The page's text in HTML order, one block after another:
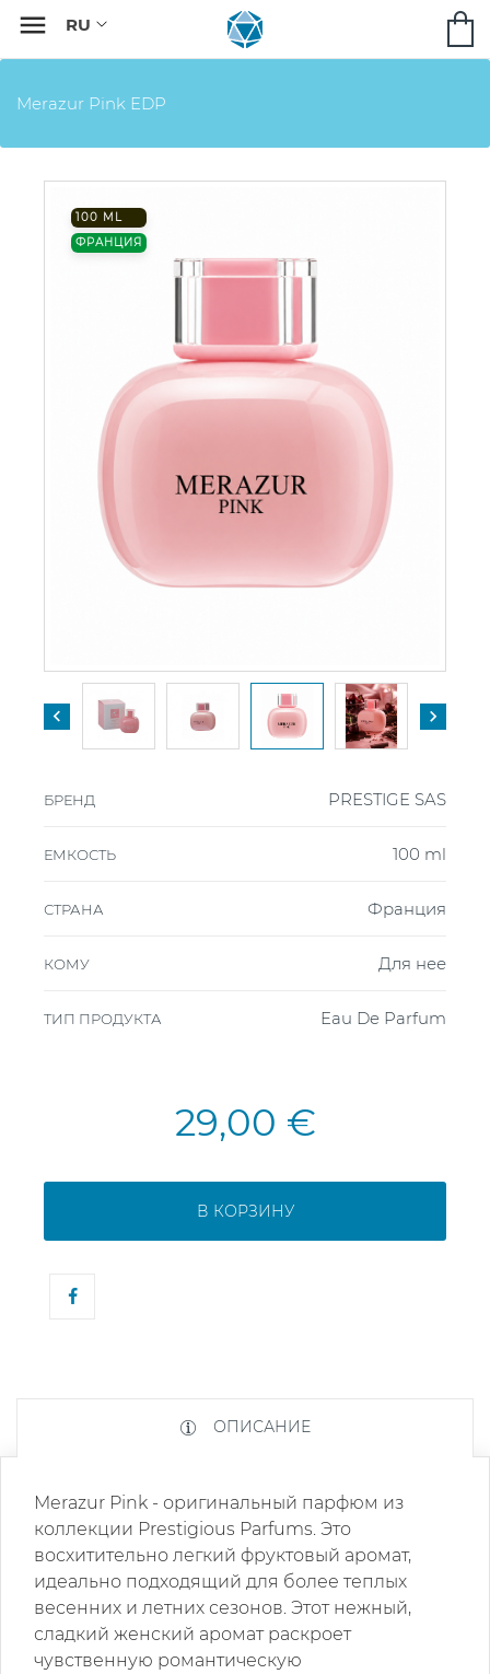

Merazur Pink EDP
100 ML
ФРАНЦИЯ
 
БРЕНД PRESTIGE SAS
ЕМКОСТЬ 100 ml
СТРАНА Франция
КОМУ Для нее
ТИП ПРОДУКТА Eau De Parfum
29,00 €
В КОРЗИНУ
ОПИСАНИЕ
Merazur Pink - оригинальный парфюм из
коллекции Prestigious Parfums. Это
восхитительно легкий фруктовый аромат,
идеально подходящий для более теплых
весенних и летних сезонов. Этот нежный,
сладкий женский аромат раскроет
чувственную романтическую